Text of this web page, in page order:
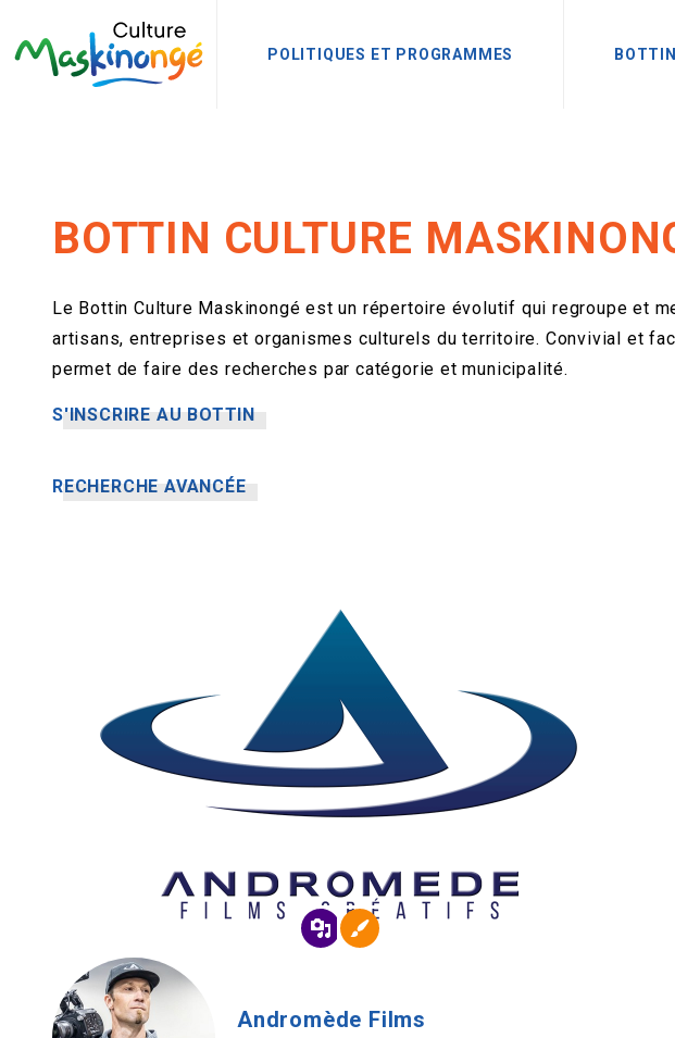
POLITIQUES ET PROGRAMMES
BOTTIN CULTURE
Le Bottin Culture Maskinongé est un répertoire évolutif qui regroupe et
artisans, entreprises et organismes culturels du territoire. Convivial et
permet de faire des recherches par catégorie et municipalité.
S'INSCRIRE AU BOTTIN
RECHERCHE AVANCÉE
Andromède Films